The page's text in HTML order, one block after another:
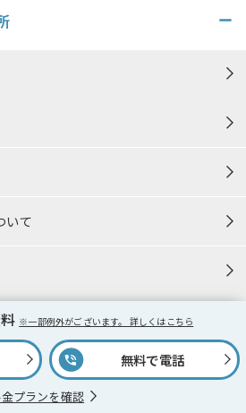
※一部例外がございます。 詳しくはこちら
無料で電話
プランを確認
いて